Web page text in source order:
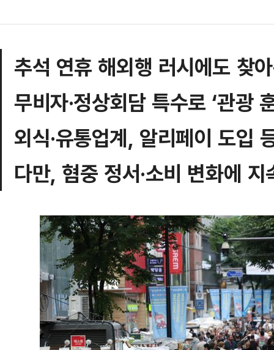
추석 연휴 해외행 러시에도 찾
무비자·정상회담 특수로 ‘관광
외식·유통업계, 알리페이 도입
다만, 혐중 정서·소비 변화에